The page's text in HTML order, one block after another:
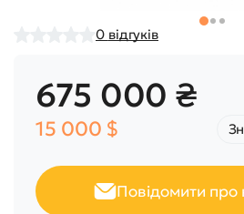
0 відгуків
675 000 ₴
15 000 $
Повідомити про